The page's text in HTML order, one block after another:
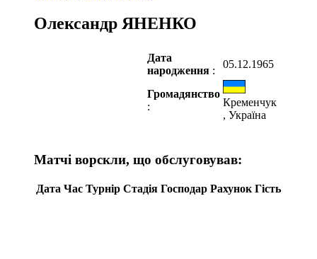
Олександр ЯНЕНКО
Дата
народження :
05.12.1965
Громадянство
:
Кременчук
, Україна
Матчі ворскли, що обслуговував:
Дата Час Турнір Стадія Господар Рахунок Гість